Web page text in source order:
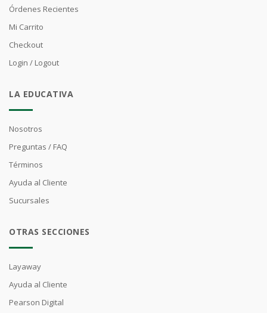
Órdenes Recientes
Mi Carrito
Checkout
Login / Logout
LA EDUCATIVA
Nosotros
Preguntas / FAQ
Términos
Ayuda al Cliente
Sucursales
OTRAS SECCIONES
Layaway
Ayuda al Cliente
Pearson Digital